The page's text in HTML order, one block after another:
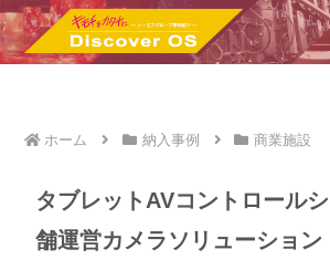
ホーム 納入事例 商業施設
タブレットAVコントロール
舗運営カメラソリューション